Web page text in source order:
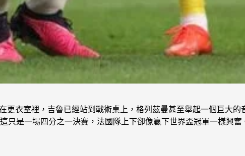
更衣室裡，吉魯已經站到戰術桌上，格列茲曼甚至舉起一個巨大
只是一場四分之一決賽，法國隊上下卻像贏下世界盃冠軍一樣興